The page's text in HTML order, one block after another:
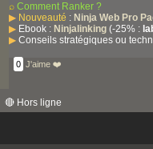
⌕ Comment Ranker ?
▶ Nouveauté : Ninja Web Pro
▶ Ebook : Ninjalinking (-25% :
▶ Conseils stratégiques ou
0 J'aime ❤️
🔴 Hors ligne